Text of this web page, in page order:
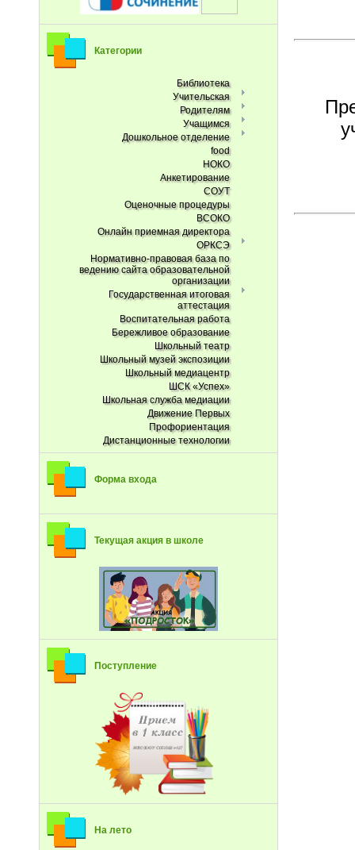
Категории
Библиотека
Учительская
Родителям
Учащимся
Дошкольное отделение
food
НОКО
Анкетирование
СОУТ
Оценочные процедуры
ВСОКО
Онлайн приемная директора
ОРКСЭ
Нормативно-правовая база по
ведению сайта образовательной
организации
Государственная итоговая
аттестация
Воспитательная работа
Бережливое образование
Школьный театр
Школьный музей экспозиции
Школьный медиацентр
ШСК «Успех»
Школьная служба медиации
Движение Первых
Профориентация
Дистанционные технологии
Форма входа
Текущая акция в школе
Поступление
На лето